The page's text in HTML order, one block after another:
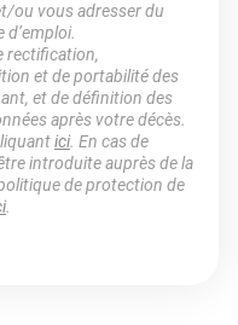
ou vous adresser du
rectification,
et de portabilité des
et de définition des
après votre décès.
ici. En cas de
introduite auprès de la
de protection de
.